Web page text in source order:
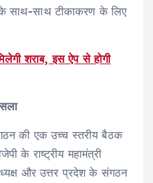
साथ-साथ टीकाकरण के लिए
शराब, इस ऐप से होगी
की एक उच्‍च स्‍तरीय बैठक
के राष्ट्रीय महामंत्री
और उत्तर प्रदेश के संगठन